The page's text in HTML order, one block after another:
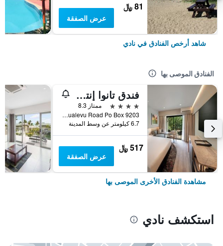
81 ﷼
عرض الصفقة
شاهد أرخص الفنادق في نادي
الفنادق الموصى بها
فندق تانوا إنترناشونال
4 نجوم
ممتاز 8.3
Votualevu Road Po Box 9203, نادي, فيجي
6.7 كيلومتر عن وسط المدينة
517 ﷼
عرض الصفقة
مشاهدة الفنادق الأخرى الموصى بها
استكشف نادي